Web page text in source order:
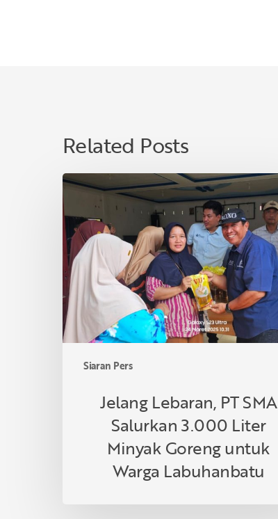
Related Posts
Siaran Pers
Jelang
Lebaran,
PT
SMA
Salurkan
3.000
Liter
Minyak
Goreng
untuk
Labuhanbatu
Jelang Lebaran, PT SMA
Salurkan 3.000 Liter
Minyak Goreng untuk
Warga Labuhanbatu